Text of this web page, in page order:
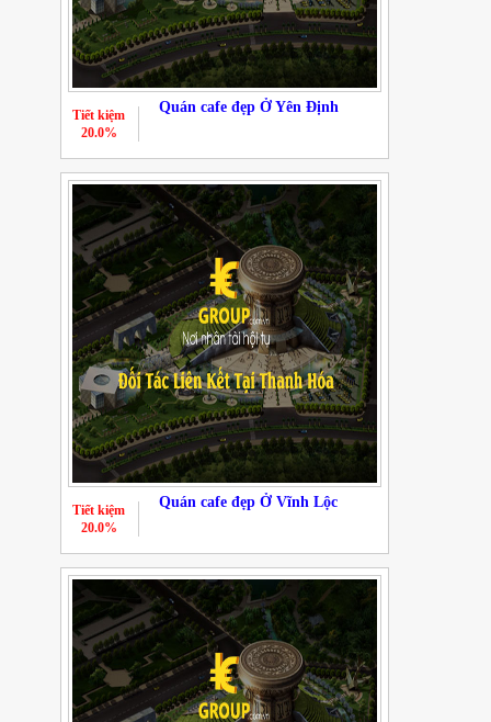
Quán cafe đẹp Ở Yên Định
Tiết kiệm
20.0%
Quán cafe đẹp Ở Vĩnh Lộc
Tiết kiệm
20.0%